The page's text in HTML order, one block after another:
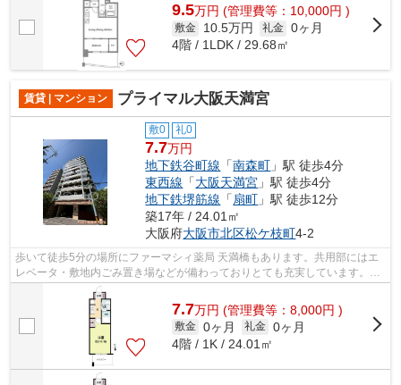
9.5万円 (管理費等：10,000円 )
敷金 10.5万円 礼金 0ヶ月
4階 / 1LDK / 29.68㎡
賃貸 | マンション プライマル大阪天満宮
敷0 礼0
7.7万円
地下鉄谷町線 「南森町 」駅 徒歩4分
東西線 「大阪天満宮 」駅 徒歩4分
地下鉄堺筋線 「扇町 」駅 徒歩12分
築17年 / 24.01㎡
大阪府大阪市北区松ケ枝町4-2
歩いて徒歩5分の場所にファーマシィ薬局 天満橋もあります。共用部にはエ
レベータ・敷地内ごみ置き場などが備わっておりとても充実しています。高
層建築がお好きな方には11階建てのこ...
7.7万円 (管理費等：8,000円 )
敷金 0ヶ月 礼金 0ヶ月
4階 / 1K / 24.01㎡